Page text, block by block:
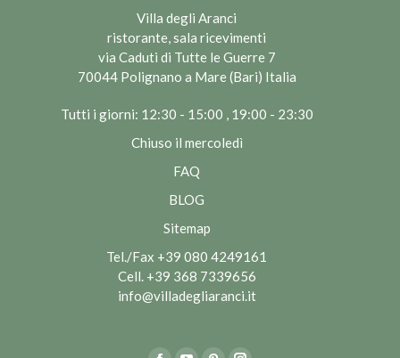
Villa degli Aranci
ristorante, sala ricevimenti
via Caduti di Tutte le Guerre 7
70044 Polignano a Mare (Bari) Italia
Tutti i giorni: 12:30 - 15:00 , 19:00 - 23:30
Chiuso il mercoledì
FAQ
BLOG
Sitemap
Tel./Fax +39 080 4249161
Cell. +39 368 7339656
info@villadegliaranci.it